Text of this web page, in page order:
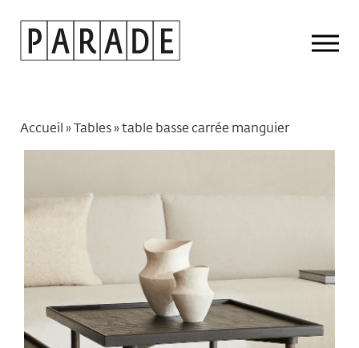
Accueil »Tables»table basse carrée manguier